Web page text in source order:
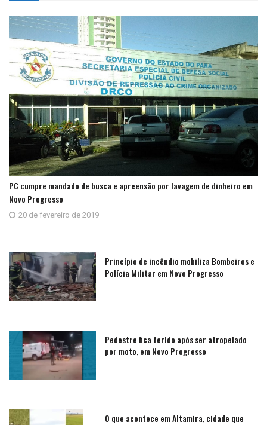
PC cumpre mandado de busca e apreensão por lavagem de dinheiro em
Novo Progresso
20 de fevereiro de 2019
Princípio de incêndio mobiliza Bombeiros e
Polícia Militar em Novo Progresso
Pedestre fica ferido após ser atropelado
por moto, em Novo Progresso
O que acontece em Altamira, cidade que